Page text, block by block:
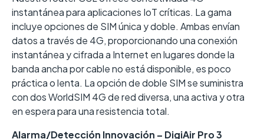
instantánea para aplicaciones IoT críticas. La gama
incluye opciones de SIM única y doble. Ambas envían
datos a través de 4G, proporcionando una conexión
instantánea y cifrada a Internet en lugares donde la
banda ancha por cable no está disponible, es poco
práctica o lenta. La opción de doble SIM se suministra
con dos WorldSIM 4G de red diversa, una activa y otra
en espera para una resistencia total.
Alarma/Detección Innovación – DigiAir Pro 3